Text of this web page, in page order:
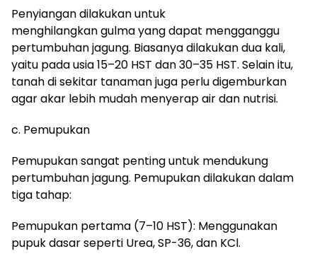
Penyiangan dilakukan untuk
menghilangkan gulma yang dapat mengganggu
pertumbuhan jagung. Biasanya dilakukan dua kali,
yaitu pada usia 15–20 HST dan 30–35 HST. Selain itu,
tanah di sekitar tanaman juga perlu digemburkan
agar akar lebih mudah menyerap air dan nutrisi.
c. Pemupukan
Pemupukan sangat penting untuk mendukung
pertumbuhan jagung. Pemupukan dilakukan dalam
tiga tahap:
Pemupukan pertama (7–10 HST): Menggunakan
pupuk dasar seperti Urea, SP-36, dan KCl.